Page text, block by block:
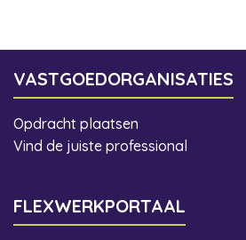
VASTGOEDORGANISATIES
Opdracht plaatsen
Vind de juiste professional
FLEXWERKPORTAAL